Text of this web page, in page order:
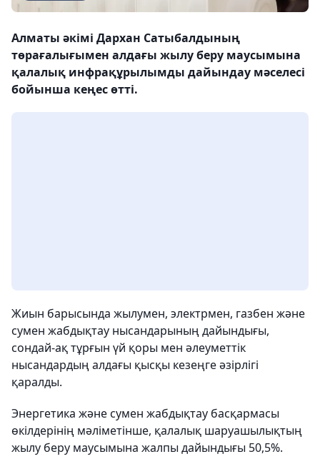
Алматы әкімі Дархан Сатыбалдының
төрағалығымен алдағы жылу беру маусымына
қалалық инфрақұрылымды дайындау мәселесі
бойынша кеңес өтті.
Жиын барысында жылумен, электрмен, газбен және
сумен жабдықтау нысандарының дайындығы,
сондай-ақ тұрғын үй қоры мен әлеуметтік
нысандардың алдағы қысқы кезеңге әзірлігі
қаралды.
Энергетика және сумен жабдықтау басқармасы
өкілдерінің мәліметінше, қалалық шаруашылықтың
жылу беру маусымына жалпы дайындығы 50,5%.